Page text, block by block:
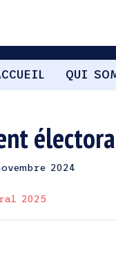
QUI
2024
2025